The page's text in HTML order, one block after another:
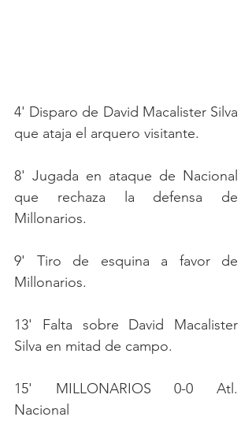
4' Disparo de David Macalister Silva
que ataja el arquero visitante.
8' Jugada en ataque de Nacional
que rechaza la defensa de
Millonarios.
9' Tiro de esquina a favor de
Millonarios.
13' Falta sobre David Macalister
Silva en mitad de campo.
15' MILLONARIOS 0-0 Atl.
Nacional